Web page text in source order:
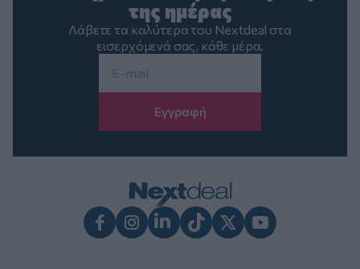
της ημέρας
Λάβετε τα καλύτερα του Nextdeal στα
εισερχόμενά σας, κάθε μέρα.